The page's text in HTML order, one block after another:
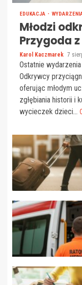
EDUKACJA
Młodzi
Przygoda
Karol Kaczmarek 7
Ostatnie
Odkrywcy
oferując młodym
zgłębiania historii i
wycieczek dzieci...